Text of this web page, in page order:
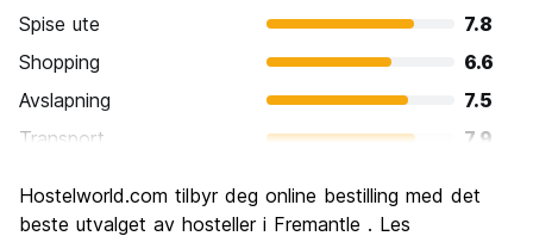
Spise ute
7.8
Shopping
6.6
Avslapning
7.5
Transport
7.9
Kultur
Hostelworld.com tilbyr deg online bestilling med det
beste utvalget av hosteller i Fremantle . Les